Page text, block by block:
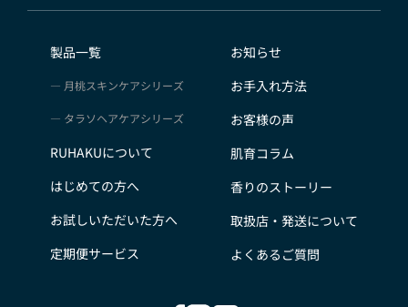
製品一覧
月桃スキンケアシリーズ
タラソヘアケアシリーズ
RUHAKUについて
はじめての方へ
お試しいただいた方へ
定期便サービス
お知らせ
お手入れ方法
お客様の声
肌育コラム
香りのストーリー
取扱店・発送について
よくあるご質問